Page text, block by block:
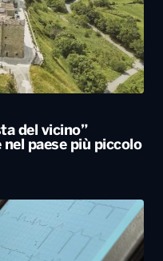
del vicino”
paese più piccolo